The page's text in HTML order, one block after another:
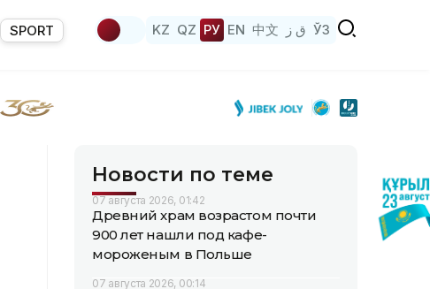
SPORT KZ QZ РУ EN 中文 ق ز ЎЗ
Новости по теме
07 августа 2026, 01:42
Древний храм возрастом почти
900 лет нашли под кафе-
мороженым в Польше
07 августа 2026, 00:14